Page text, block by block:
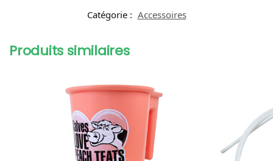
Catégorie : Accessoires
Produits similaires